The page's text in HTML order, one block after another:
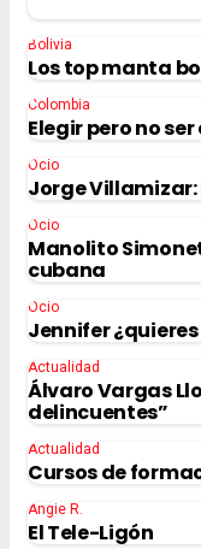
Bolivia
Los top manta
Colombia
Elegir pero no
Ocio
Jorge
Ocio
Manolito
cubana
Ocio
Jennifer
Actualidad
Álvaro Vargas
delincuentes”
Actualidad
Cursos de
Angie R.
El Tele-Ligón